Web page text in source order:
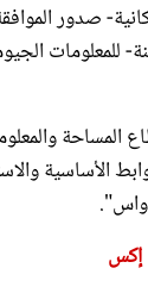
صدور
للمعلومات
الأساسية
إكس